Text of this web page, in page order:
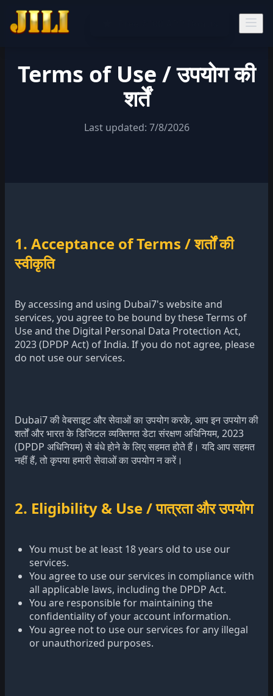
Terms of Use / उपयोग की
शर्तें
Last updated: 7/8/2026
1. Acceptance of Terms / शर्तों की
स्वीकृति
By accessing and using Dubai7's website and
services, you agree to be bound by these Terms of
Use and the Digital Personal Data Protection Act,
2023 (DPDP Act) of India. If you do not agree, please
do not use our services.
Dubai7 की वेबसाइट और सेवाओं का उपयोग करके, आप इन उपयोग की
शर्तों और भारत के डिजिटल व्यक्तिगत डेटा संरक्षण अधिनियम, 2023
(DPDP अधिनियम) से बंधे होने के लिए सहमत होते हैं। यदि आप सहमत
नहीं हैं, तो कृपया हमारी सेवाओं का उपयोग न करें।
2. Eligibility & Use / पात्रता और उपयोग
You must be at least 18 years old to use our
services.
You agree to use our services in compliance with
all applicable laws, including the DPDP Act.
You are responsible for maintaining the
confidentiality of your account information.
You agree not to use our services for any illegal
or unauthorized purposes.